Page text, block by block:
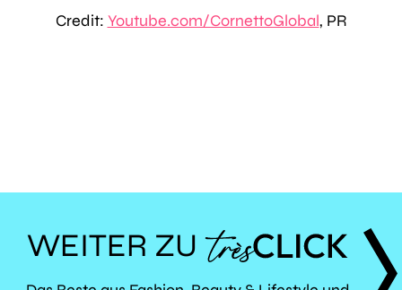
Credit: Youtube.com/CornettoGlobal, PR
WEITER ZU